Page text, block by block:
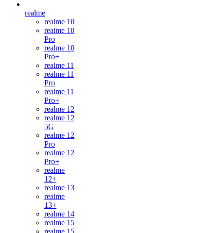
realme
realme 10
realme 10
Pro
realme 10
Pro+
realme 11
realme 11
Pro
realme 11
Pro+
realme 12
realme 12
5G
realme 12
Pro
realme 12
Pro+
realme
12+
realme 13
realme
13+
realme 14
realme 15
realme 15